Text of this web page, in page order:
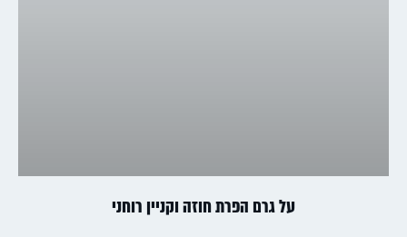
על גרם הפרת חוזה וקניין רוחני